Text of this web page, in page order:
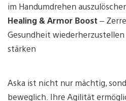
im Handumdrehen
Healing & Armor Boost –
Gesundheit
stärken
Aska ist nicht nur mächtig,
beweglich. Ihre Agilität